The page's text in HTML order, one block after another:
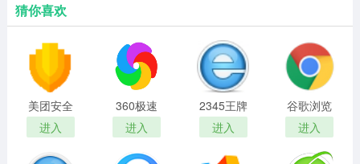
猜你喜欢
美团安全
浏览器电
脑版
进入
360极速
浏览器正
版
进入
2345王牌
浏览器
进入
谷歌浏览
器电脑网
页版
进入